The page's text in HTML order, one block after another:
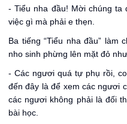
- Tiểu nha đầu! Mời chúng ta
việc gì mà phải e thẹn.
Ba tiếng “Tiểu nha đầu” làm
nho sinh phừng lên mặt đỏ
- Các ngươi quá tự phụ rồi,
đến đây là để xem các ngươi
các ngươi không phải là đối
bài học.